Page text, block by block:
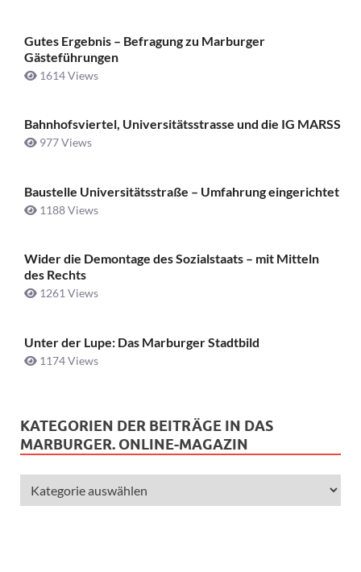
Gutes Ergebnis – Befragung zu Marburger
Gästeführungen
1614 Views
Bahnhofsviertel, Universitätsstrasse und die IG MARSS
977 Views
Baustelle Universitätsstraße ­– Umfahrung eingerichtet
1188 Views
Wider die Demontage des Sozialstaats – mit Mitteln
des Rechts
1261 Views
Unter der Lupe: Das Marburger Stadtbild
1174 Views
KATEGORIEN DER BEITRÄGE IN DAS
MARBURGER. ONLINE-MAGAZIN